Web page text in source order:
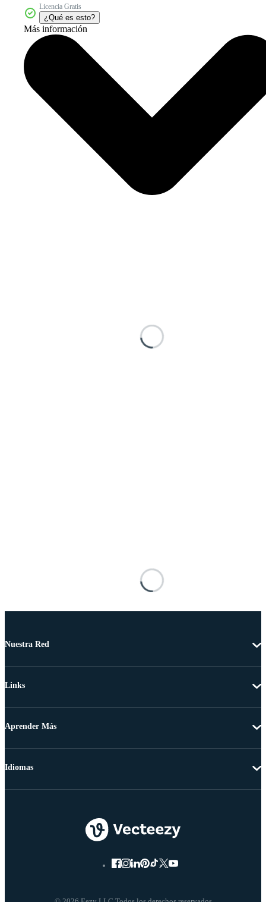
Licencia Gratis
¿Qué es esto?
Más información
Nuestra Red
Links
Aprender Más
Idiomas